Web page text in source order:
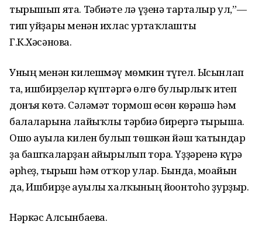
тырышып ята. Тәбиғәте лә үҙенә тарталыр ул,”—
тип уйҙары менән ихлас уртаҡлашты
Г.К.Хәсәнова.
Уның менән килешмәү мөмкин түгел. Ысынлап
та, ишбирҙеләр күптәргә өлгө булырлыҡ итеп
донъя көтә. Сәләмәт тормош өсөн көрәшә һәм
балаларына лайыҡлы тәрбиә бирергә тырыша.
Ошо ауылға килен булып төшкән йәш ҡатындар
ҙа башҡаларҙан айырылып тора. Үҙҙәренә күрә
әрһеҙ, тырыш һәм отҡор улар. Бында, моғайын
да, Ишбирҙе ауылы халҡының йоғонтоһо ҙурҙыр.
Нәркәс Алсынбаева.